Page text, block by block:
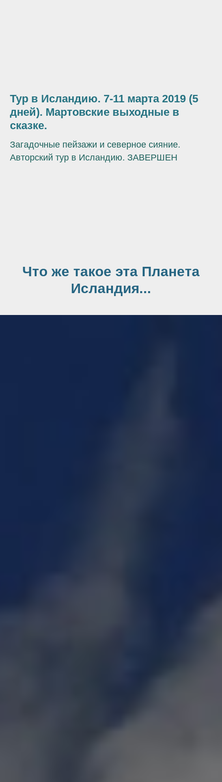
Тур в Исландию. 7-11 марта 2019 (5
дней). Мартовские выходные в
сказке.
Загадочные пейзажи и северное сияние.
Авторский тур в Исландию. ЗАВЕРШЕН
Что же такое эта Планета
Исландия...